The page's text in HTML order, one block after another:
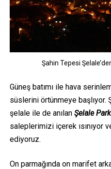
Şahin Tepesi
Güneş batımı ile hava
süslerini örtünmeye başlıyor.
şelale ile de anılan Şelale Park
saleplerimizi içerek ısınıyor
ediyoruz.
On parmağında on marifet